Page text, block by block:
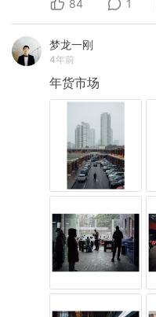
84 1
梦龙一刚
4年前
年货市场